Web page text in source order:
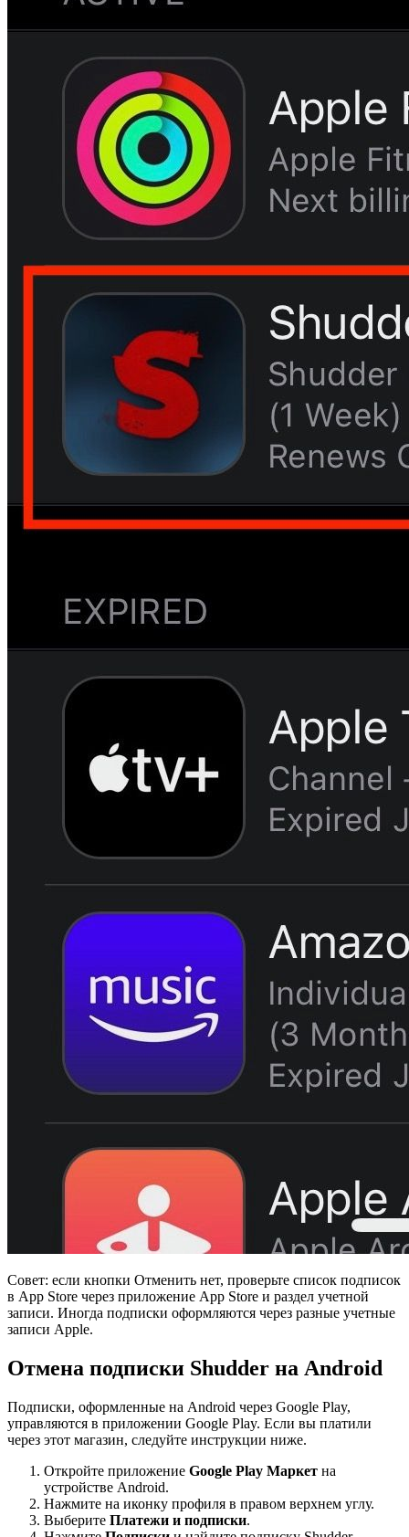
Совет: если кнопки Отменить нет, проверьте список подписок
в App Store через приложение App Store и раздел учетной
записи. Иногда подписки оформляются через разные учетные
записи Apple.
Отмена подписки Shudder на Android
Подписки, оформленные на Android через Google Play,
управляются в приложении Google Play. Если вы платили
через этот магазин, следуйте инструкции ниже.
Откройте приложение Google Play Маркет на
устройстве Android.
Нажмите на иконку профиля в правом верхнем углу.
Выберите Платежи и подписки.